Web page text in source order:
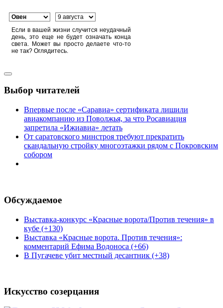
Если в вашей жизни случится неудачный
день, это еще не будет означать конца
света. Может вы просто делаете что-то
не так? Оглядитесь.
Выбор читателей
Впервые после «Саравиа» сертификата лишили
авиакомпанию из Поволжья, за что Росавиация
запретила «Ижиавиа» летать
От саратовского минстроя требуют прекратить
скандальную стройку многоэтажки рядом с Покровским
собором
Обсуждаемое
Выставка-конкурс «Красные ворота/Против течения» в
кубе (+130)
Выставка «Красные ворота. Против течения»:
комментарий Ефима Водоноса (+66)
В Пугачеве убит местный десантник (+38)
Искусство созерцания